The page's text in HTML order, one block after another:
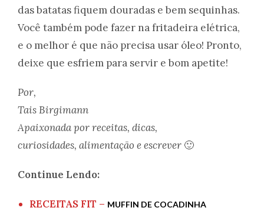
das batatas fiquem douradas e bem sequinhas.
Você também pode fazer na fritadeira elétrica,
e o melhor é que não precisa usar óleo! Pronto,
deixe que esfriem para servir e bom apetite!
Por,
Tais Birgimann
Apaixonada por receitas, dicas,
curiosidades, alimentação e escrever 🙂
Continue Lendo:
RECEITAS FIT – MUFFIN DE COCADINHA